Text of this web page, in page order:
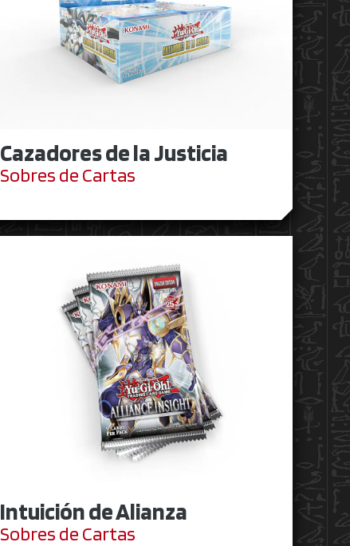
Cazadores de la Justicia
Sobres de Cartas
Intuición de Alianza
Sobres de Cartas